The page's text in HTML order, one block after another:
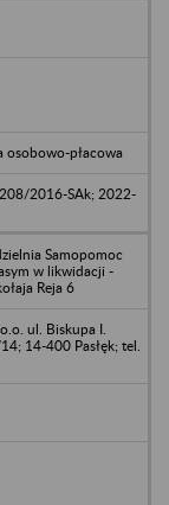
osobowo-płacowa
2016-SAk; 2022-
Samopomoc
w likwidacji -
Reja 6
ul. Biskupa I.
14-400 Pasłęk; tel.